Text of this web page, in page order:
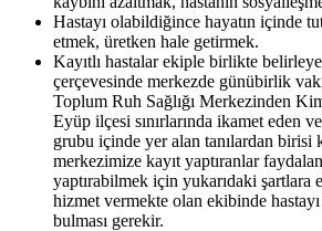
Hastayı olabildiğince hayatın içinde
etmek, üretken hale getirmek.
Kayıtlı hastalar ekiple birlikte
çerçevesinde merkezde günübirlik
Toplum Ruh Sağlığı Merkezinden
Eyüp ilçesi sınırlarında ikamet eden
grubu içinde yer alan tanılardan birisi
merkezimize kayıt yaptıranlar
yaptırabilmek için yukarıdaki şartlara
hizmet vermekte olan ekibinde
bulması gerekir.